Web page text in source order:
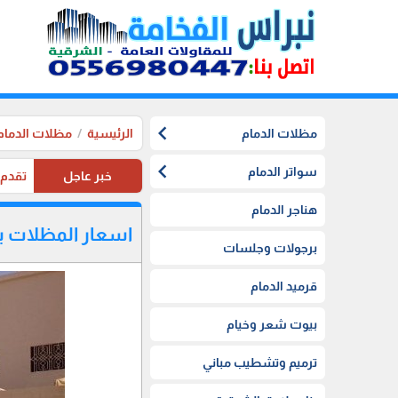
مظلات الدمام chevron_left
سواتر الدمام chevron_left
هناجر الدمام
برجولات وجلسات
قرميد الدمام
بيوت شعر وخيام
ترميم وتشطيب مباني
الرئيسية مظلات
خبر عاجل تقدم موسستنا تخفيضات
اسعار المظلات